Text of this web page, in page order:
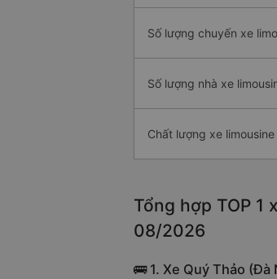
Số lượng chuyến xe
Số lượng nhà xe
Chất lượng xe
Tổng hợp TOP
08/2026
🚌 1. Xe Quý Thảo (Đà